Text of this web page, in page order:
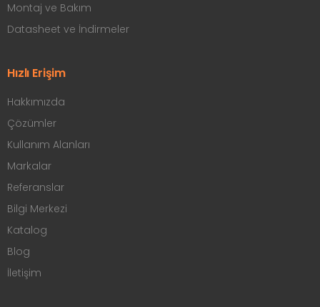
Montaj ve Bakım
Datasheet ve İndirmeler
Hızlı Erişim
Hakkımızda
Çözümler
Kullanım Alanları
Markalar
Referanslar
Bilgi Merkezi
Katalog
Blog
İletişim